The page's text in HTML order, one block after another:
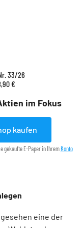
im Fokus
33/26
€
kaufen
gekaufte E-Paper in Ihrem Konto
eine der